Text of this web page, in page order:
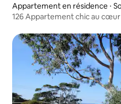
Appartement en résidence ⋅
126 Appartement chic au